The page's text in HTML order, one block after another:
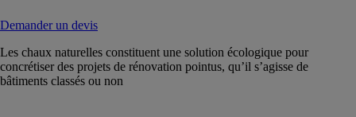
Demander un devis
Les chaux naturelles constituent une solution écologique pour
concrétiser des projets de rénovation pointus, qu’il s’agisse de
bâtiments classés ou non